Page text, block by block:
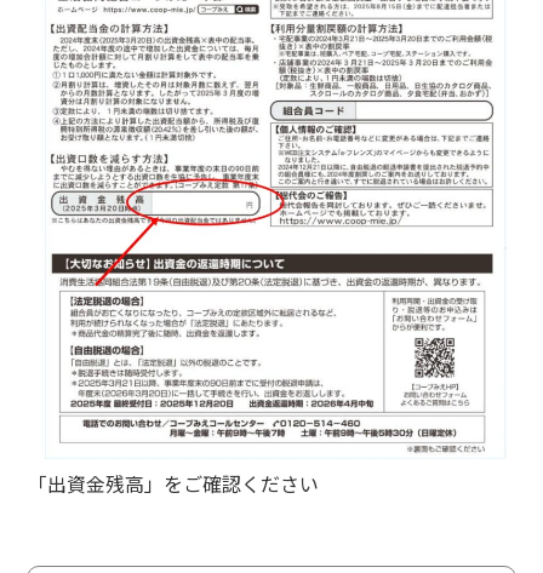
「出資金残高」をご確認ください